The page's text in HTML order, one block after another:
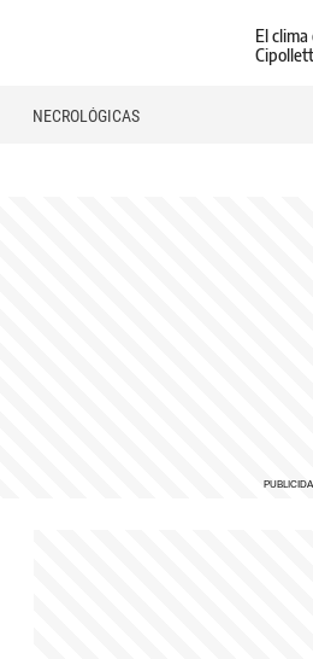
El clima
NECROLÓGICAS